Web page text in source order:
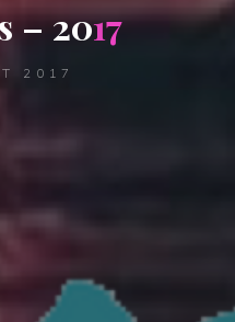
–2017
2017